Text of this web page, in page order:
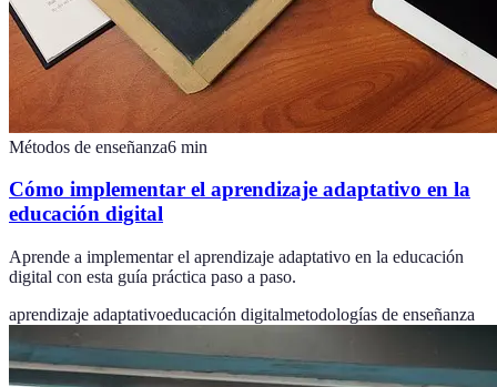
Métodos de enseñanza6 min
Cómo implementar el aprendizaje adaptativo en la
educación digital
Aprende a implementar el aprendizaje adaptativo en la educación
digital con esta guía práctica paso a paso.
aprendizaje adaptativoeducación digitalmetodologías de enseñanza